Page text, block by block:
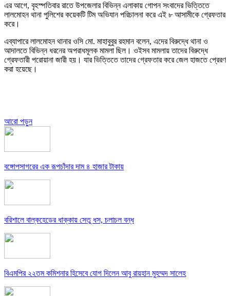
এর আগে, বৃহস্পতিবার রাতে উপজেলার বিভিন্ন এলাকায় গোপন সংবাদের ভিত্তিতে
লালমোহন থানা পুলিশের কয়েকটি টিম অভিযান পরিচালনা করে এই ৮ আসামীকে গ্রেফতার
করে।
এব্যাপারে লালমোহন থানার ওসি মো. মাহাবুবুর রহমান বলেন, এদের বিরুদ্ধে থানা ও
আদালতে বিভিন্ন ধরনের অপরাধমূলক মামলা ছিল। ওইসব মামলায় তাদের বিরুদ্ধে
গ্রেফতারী পরোয়ানা জারী হয়। যার ভিত্তিতে তাদের গ্রেফতার করে জেল হাজতে প্রেরণ
করা হয়েছে।
আরো পড়ুন
বঙ্গোপসাগরের এক রূপচাঁদার দাম ৪ হাজার টাকায়
বরিশালে বাল্কহেডের ধাক্কায় সেতু ধস, চলাচল বন্ধ
বিএমপির ২২তম কমিশনার হিসেবে যোগ দিলেন আবু রায়হান মুহম্মদ সালেহ